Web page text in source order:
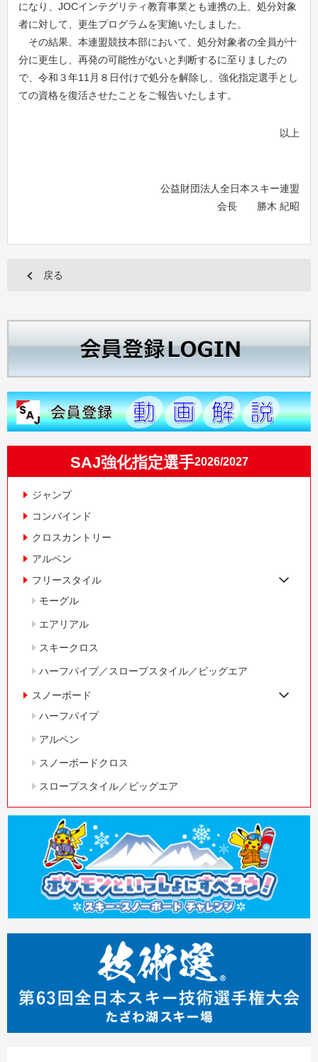
になり、 JOCインテグリティ教育事業とも連携の上、処分対象
者に対して、更生プログラムを実施いたしました。
その結果、本連盟競技本部において、処分対象者の全員が十
分に更生し、再発の可能性がないと判断するに至りましたの
で、令和３年11 月８日付けで処分を解除し、強化指定選手とし
ての資格を復活させたことをご報告いたします。
以上
公益財団法人全日本スキー連盟
会長 勝木 紀昭
戻る
SAJ強化指定選手2026/2027
ジャンプ
コンバインド
クロスカントリー
アルペン
フリースタイル
モーグル
エアリアル
スキークロス
ハーフパイプ／スロープスタイル／ビッグエア
スノーボード
ハーフパイプ
アルペン
スノーボードクロス
スロープスタイル／ビッグエア